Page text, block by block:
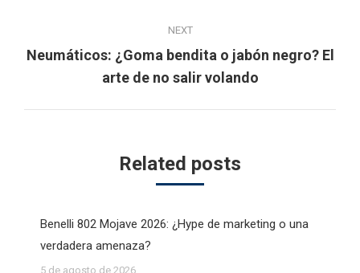
NEXT
Next
post:
Neumáticos: ¿Goma bendita o jabón negro? El
arte de no salir volando
Related posts
Benelli 802 Mojave 2026: ¿Hype de marketing o una
verdadera amenaza?
5 de agosto de 2026